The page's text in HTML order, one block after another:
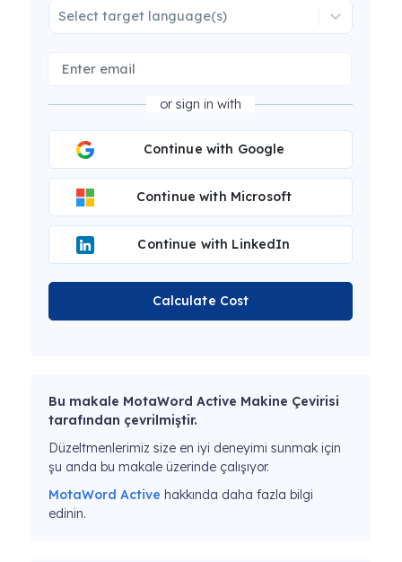
Select target language(s)
or sign in with
Continue with Google
Continue with Microsoft
Continue with LinkedIn
Calculate Cost
Bu makale MotaWord Active Makine Çevirisi
tarafından çevrilmiştir.
Düzeltmenlerimiz size en iyi deneyimi sunmak için
şu anda bu makale üzerinde çalışıyor.
MotaWord Active hakkında daha fazla bilgi
edinin.